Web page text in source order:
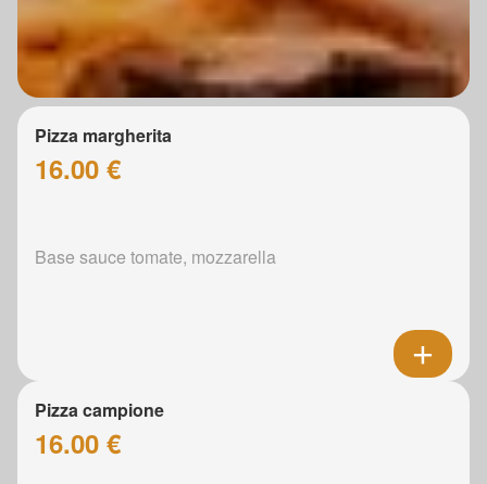
Pizza margherita
16.00 €
Base sauce tomate, mozzarella
Pizza campione
16.00 €